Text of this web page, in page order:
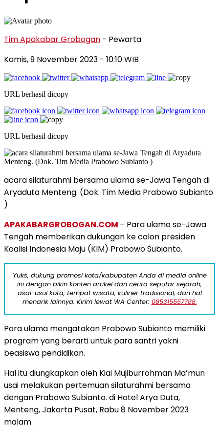
Tim Apakabar Grobogan - Pewarta
Kamis, 9 November 2023 - 10:10 WIB
URL berhasil dicopy
URL berhasil dicopy
acara silaturahmi bersama ulama se-Jawa Tengah di
Aryaduta Menteng. (Dok. Tim Media Prabowo Subianto
)
APAKABARGROBOGAN.COM – Para ulama se-Jawa
Tengah memberikan dukungan ke calon presiden
Koalisi Indonesia Maju (KIM) Prabowo Subianto.
Yuks, dukung promosi kota/kabupaten Anda di media online
ini dengan bikin konten artikel dan cerita seputar sejarah,
asal-usul kota, tempat wisata, kuliner tradisional, dan hal
menarik lainnya. Kirim lewat WA Center: 085315557788.
Para ulama mengatakan Prabowo Subianto memiliki
program yang berarti untuk para santri yakni
beasiswa pendidikan.
Hal itu diungkapkan oleh Kiai Mujiburrohman Ma’mun
usai melakukan pertemuan silaturahmi bersama
dengan Prabowo Subianto. di Hotel Arya Duta,
Menteng, Jakarta Pusat, Rabu 8 November 2023
malam.